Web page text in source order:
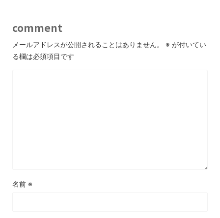
comment
メールアドレスが公開されることはありません。 ※ が付いてい
る欄は必須項目です
名前 ※